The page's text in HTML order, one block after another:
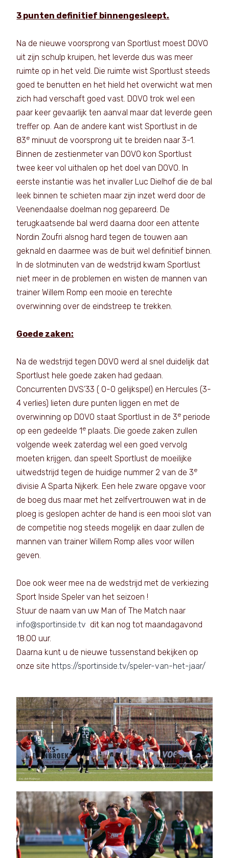
3 punten definitief binnengesleept.
Na de nieuwe voorsprong van Sportlust moest DOVO
uit zijn schulp kruipen, het leverde dus was meer
ruimte op in het veld. Die ruimte wist Sportlust steeds
goed te benutten en het hield het overwicht wat men
zich had verschaft goed vast. DOVO trok wel een
paar keer gevaarlijk ten aanval maar dat leverde geen
treffer op. Aan de andere kant wist Sportlust in de
83e minuut de voorsprong uit te breiden naar 3-1.
Binnen de zestienmeter van DOVO kon Sportlust
twee keer vol uithalen op het doel van DOVO. In
eerste instantie was het invaller Luc Dielhof die de bal
leek binnen te schieten maar zijn inzet werd door de
Veenendaalse doelman nog gepareerd. De
terugkaatsende bal werd daarna door een attente
Nordin Zoufri alsnog hard tegen de touwen aan
geknald en daarmee was de buit wel definitief binnen.
In de slotminuten van de wedstrijd kwam Sportlust
niet meer in de problemen en wisten de mannen van
trainer Willem Romp een mooie en terechte
overwinning over de eindstreep te trekken.
Goede zaken:
Na de wedstrijd tegen DOVO werd al snel duidelijk dat
Sportlust hele goede zaken had gedaan.
Concurrenten DVS’33 ( 0-0 gelijkspel) en Hercules (3-
4 verlies) lieten dure punten liggen en met de
overwinning op DOVO staat Sportlust in de 3e periode
op een gedeelde 1e plaats. Die goede zaken zullen
volgende week zaterdag wel een goed vervolg
moeten krijgen, dan speelt Sportlust de moeilijke
uitwedstrijd tegen de huidige nummer 2 van de 3e
divisie A Sparta Nijkerk. Een hele zware opgave voor
de boeg dus maar met het zelfvertrouwen wat in de
ploeg is geslopen achter de hand is een mooi slot van
de competitie nog steeds mogelijk en daar zullen de
mannen van trainer Willem Romp alles voor willen
geven.
Doe ook weer mee na de wedstrijd met de verkiezing
Sport Inside Speler van het seizoen !
Stuur de naam van uw Man of The Match naar
info@sportinside.tv dit kan nog tot maandagavond
18.00 uur.
Daarna kunt u de nieuwe tussenstand bekijken op
onze site https://sportinside.tv/speler-van-het-jaar/